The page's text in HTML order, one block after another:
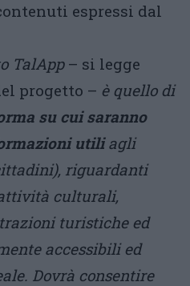
espressi dal
TalApp– si legge
progetto – è quello di
su cui saranno
utiliagli
riguardanti
culturali,
turistiche ed
accessibili ed
Dovrà consentire